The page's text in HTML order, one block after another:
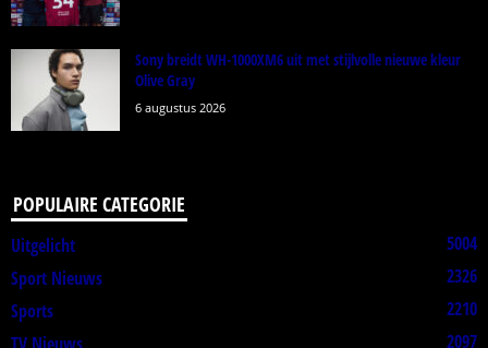
Sony breidt WH-1000XM6 uit met stijlvolle nieuwe kleur
Olive Gray
6 augustus 2026
POPULAIRE CATEGORIE
Uitgelicht
5004
Sport Nieuws
2326
Sports
2210
2097